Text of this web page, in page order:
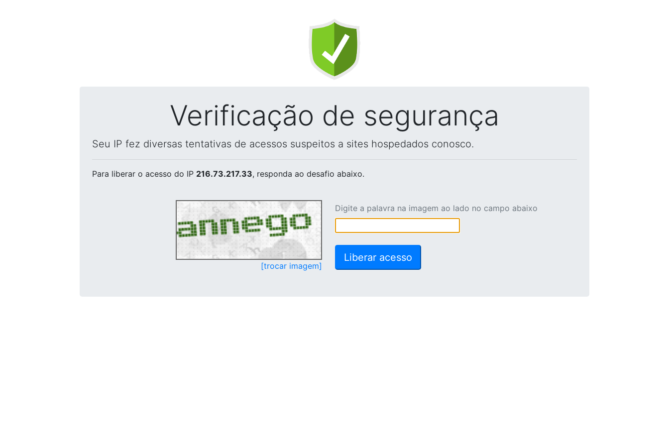
Verificação de segurança
Seu IP fez diversas tentativas de acessos suspeitos a sites hospedados conosco.
Para liberar o acesso do IP 216.73.217.33, responda ao desafio abaixo.
[trocar imagem]
Digite a palavra na imagem ao lado no campo abaixo